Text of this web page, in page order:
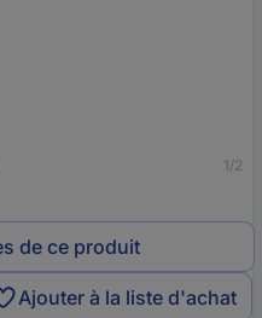
1/2
de ce produit
Ajouter à la liste d'achat